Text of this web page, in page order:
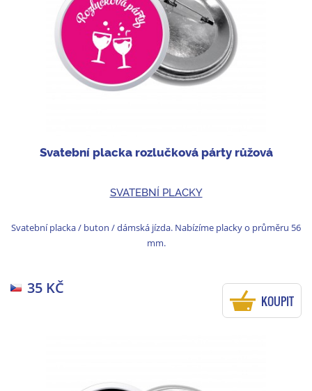
Svatební placka rozlučková párty růžová
SVATEBNÍ PLACKY
Svatební placka / buton / dámská jízda. Nabízíme placky o průměru 56
mm.
35 KČ
KOUPIT